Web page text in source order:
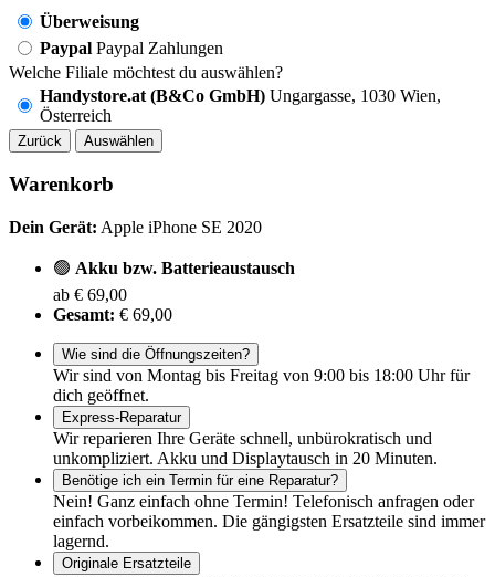
Überweisung
Paypal Paypal Zahlungen
Welche Filiale möchtest du auswählen?
Handystore.at (B&Co GmbH) Ungargasse, 1030 Wien,
Österreich
Zurück Auswählen
Warenkorb
Dein Gerät: Apple iPhone SE 2020
🟢 Akku bzw. Batterieaustausch
ab € 69,00
Gesamt: € 69,00
Wie sind die Öffnungszeiten?
Wir sind von Montag bis Freitag von 9:00 bis 18:00 Uhr für
dich geöffnet.
Express-Reparatur
Wir reparieren Ihre Geräte schnell, unbürokratisch und
unkompliziert. Akku und Displaytausch in 20 Minuten.
Benötige ich ein Termin für eine Reparatur?
Nein! Ganz einfach ohne Termin! Telefonisch anfragen oder
einfach vorbeikommen. Die gängigsten Ersatzteile sind immer
lagernd.
Originale Ersatzteile